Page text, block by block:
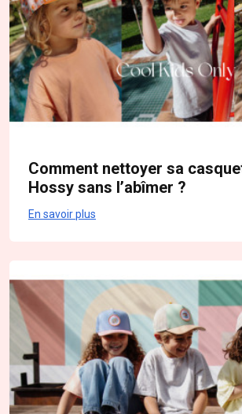
Comment nettoyer sa
Hossy sans l’abîmer ?
En savoir plus